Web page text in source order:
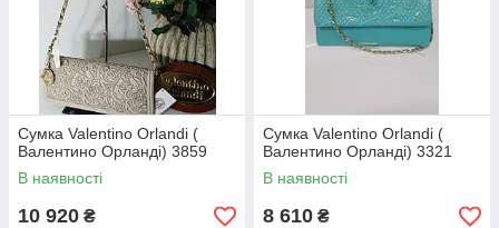
Сумка Valentino Orlandi (
Валентино Орланді) 3859
В наявності
10 920 ₴
Сумка Valentino Orlandi (
Валентино Орланді) 3321
В наявності
8 610 ₴